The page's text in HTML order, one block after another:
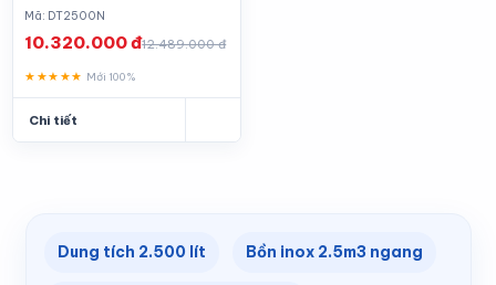
Mã: DT2500N
12.489.000 đ
10.320.000 đ
★★★★★ Mới 100%
Chi tiết
Dung tích 2.500 lít Bồn inox 2.5m3 ngang